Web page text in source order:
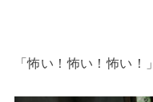
「怖い！怖い！怖い！」